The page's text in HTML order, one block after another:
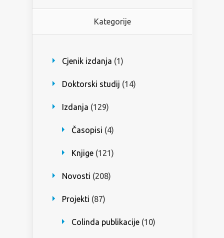
Kategorije
Cjenik izdanja (1)
Doktorski studij (14)
Izdanja (129)
Časopisi (4)
Knjige (121)
Novosti (208)
Projekti (87)
Colinda publikacije (10)